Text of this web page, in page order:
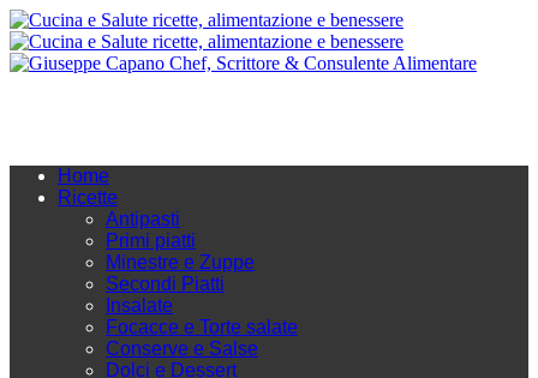
Home
Ricette
Antipasti
Primi piatti
Minestre e Zuppe
Secondi Piatti
Insalate
Focacce e Torte salate
Conserve e Salse
Dolci e Dessert